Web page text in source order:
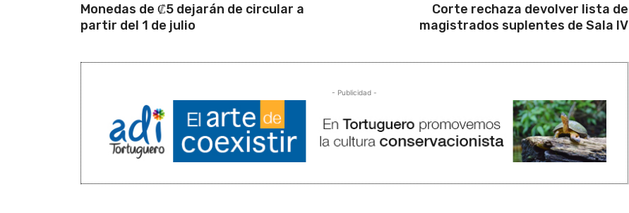
Monedas de ₡5 dejarán de circular a
partir del 1 de julio
Corte rechaza devolver lista de
magistrados suplentes de Sala IV
- Publicidad -